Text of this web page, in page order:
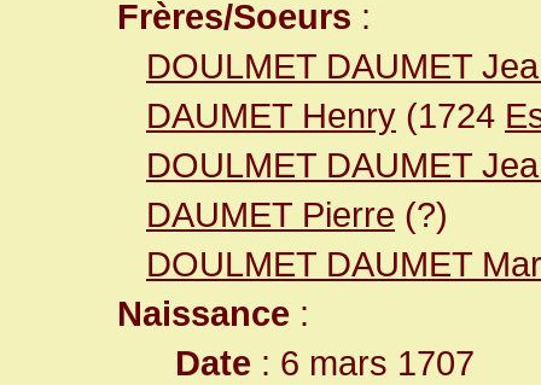
Frères/Soeurs :
DOULMET DAUMET
DAUMET Henry (1724
DOULMET DAUMET
DAUMET Pierre (?)
DOULMET DAUMET
Naissance :
Date : 6 mars 1707